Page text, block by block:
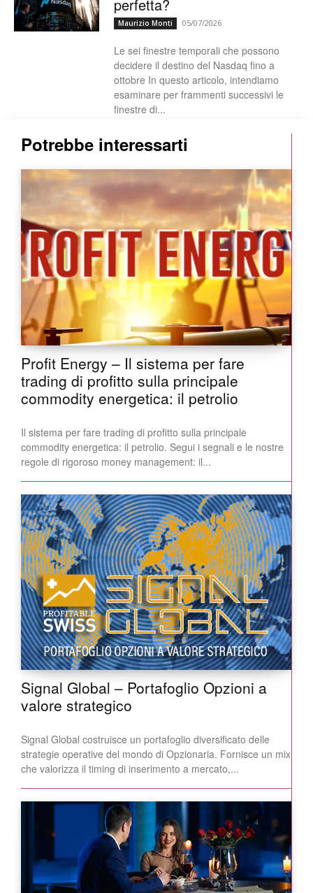
perfetta?
Maurizio Monti 05/07/2026
Le sei finestre temporali che possono
decidere il destino del Nasdaq fino a
ottobre In questo articolo, intendiamo
esaminare per frammenti successivi le
finestre di...
Potrebbe interessarti
Profit Energy – Il sistema per fare
trading di profitto sulla principale
commodity energetica: il petrolio
Il sistema per fare trading di profitto sulla principale
commodity energetica: il petrolio. Segui i segnali e le nostre
regole di rigoroso money management: il...
Signal Global – Portafoglio Opzioni a
valore strategico
Signal Global costruisce un portafoglio diversificato delle
strategie operative del mondo di Opzionaria. Fornisce un mix
che valorizza il timing di inserimento a mercato,...